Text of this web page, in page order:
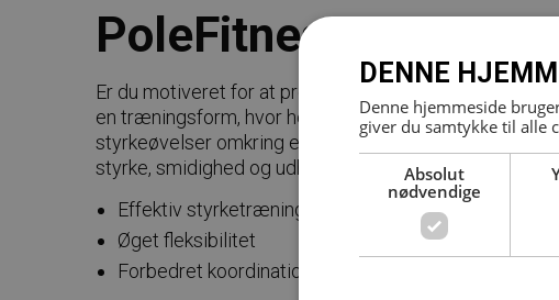
PoleFitness
Er du motiveret for at prøve kræfter og grænser af
en træningsform, hvor hele kroppen styrkes.
styrkeøvelser omkring en polestang, og gennem
styrke, smidighed og udholdenhed.
Effektiv styrketræning, særligt af overkroppen
Øget fleksibilitet
Forbedret koordination
DENNE
Denne hjemmeside
giver du samtykke til alle
Absolut
nødvendige